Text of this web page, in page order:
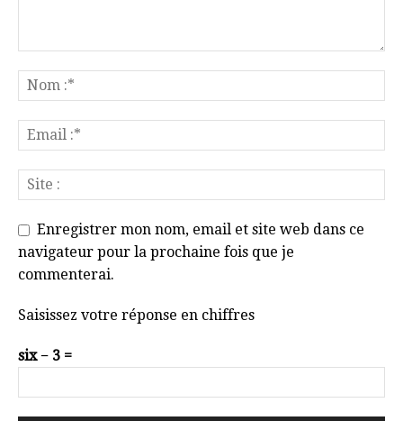
Enregistrer mon nom, email et site web dans ce
navigateur pour la prochaine fois que je
commenterai.
Saisissez votre réponse en chiffres
six − 3 =